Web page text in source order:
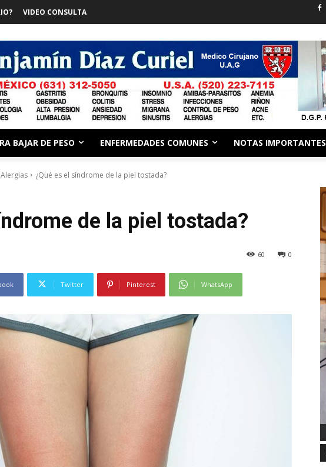
VIDEO CONSULTA
BAJAR DE PESO ENFERMEDADES COMUNES NOTAS IMPORTANTES
Alergias ¿Qué es el síndrome de la piel tostada?
de la piel tostada?
0
60
Twitter Pinterest WhatsApp